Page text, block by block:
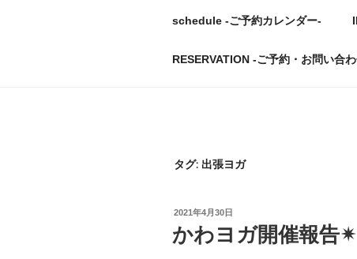
schedule -ご予約カレンダー-
RESERVATION -ご予約・お問い合
タグ: 出張ヨガ
投
稿
日:
2021年4月30日
かわヨガ開催報告✴︎